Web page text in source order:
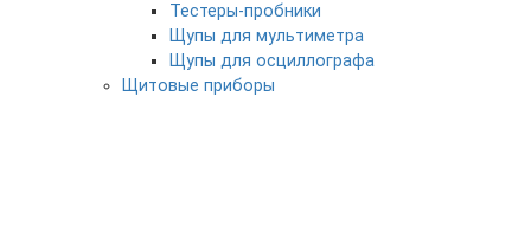
Тестеры-пробники
Щупы для мультиметра
Щупы для осциллографа
Щитовые приборы